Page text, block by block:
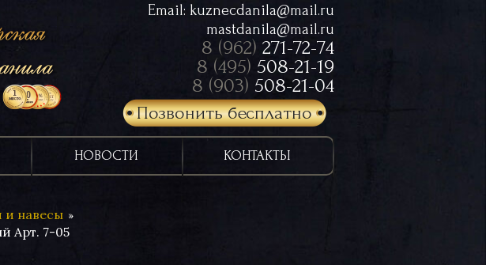
Email: kuznecdanila@mail.ru
mastdanila@mail.ru
8 (962) 271-72-74
8 (495) 508-21-19
8 (903) 508-21-04
Позвонить бесплатно
НОВОСТИ КОНТАКТЫ
и навесы
Арт. 7-05